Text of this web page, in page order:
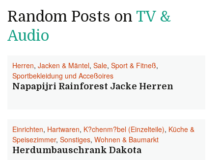
Random Posts on TV &
Audio
Herren, Jacken & Mäntel, Sale, Sport & Fitneß,
Sportbekleidung und Acceßoires
Napapijri Rainforest Jacke Herren
Einrichten, Hartwaren, K?chenm?bel (Einzelteile), Küche &
Speisezimmer, Sonstiges, Wohnen & Baumarkt
Herdumbauschrank Dakota